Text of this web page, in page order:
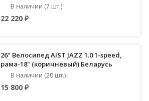
В наличии (7 шт.)
22 220 ₽
26" Велосипед AIST JAZZ 1.0 1-speed,
рама-18" (коричневый) Беларусь
В наличии (20 шт.)
15 800 ₽